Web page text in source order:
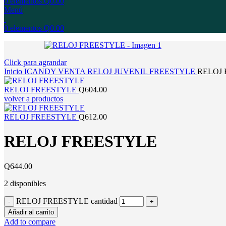
Menú
0 elementos Q0.00
Click para agrandar
Inicio ICANDY VENTA RELOJ JUVENIL FREESTYLE RELOJ
RELOJ FREESTYLE Q604.00
volver a productos
RELOJ FREESTYLE Q612.00
RELOJ FREESTYLE
Q644.00
2 disponibles
RELOJ FREESTYLE cantidad
Añadir al carrito
Add to compare